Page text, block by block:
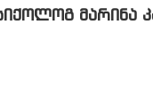
ᲛᲐᲠᲘᲜᲐ